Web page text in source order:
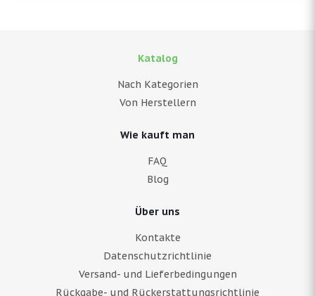
Katalog
Nach Kategorien
Von Herstellern
Wie kauft man
FAQ
Blog
Über uns
Kontakte
Datenschutzrichtlinie
Versand- und Lieferbedingungen
Rückgabe- und Rückerstattungsrichtlinie